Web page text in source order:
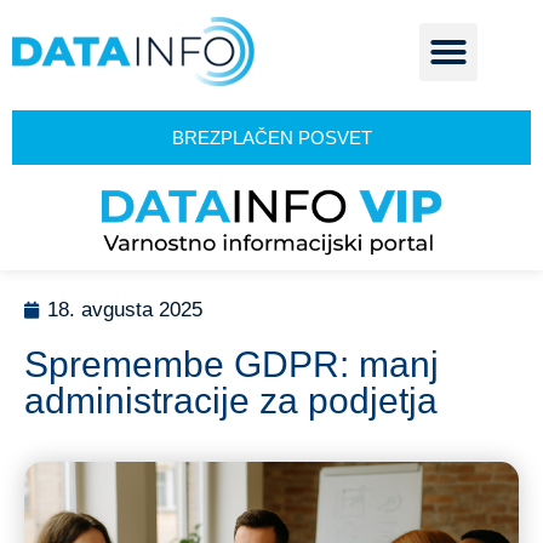
BREZPLAČEN POSVET
18. avgusta 2025
Spremembe GDPR: manj
administracije za podjetja